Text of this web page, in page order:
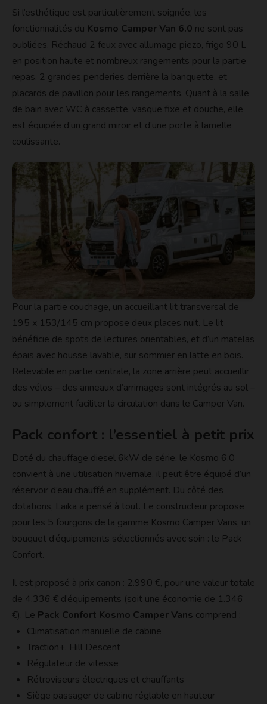
Si l’esthétique est particulièrement soignée, les
fonctionnalités du Kosmo Camper Van 6.0 ne sont pas
oubliées. Réchaud 2 feux avec allumage piezo, frigo 90 L
en position haute et nombreux rangements pour la partie
repas. 2 grandes penderies derrière la banquette, et
placards de pavillon pour les rangements. Quant à la salle
de bain avec WC à cassette, vasque fixe et douche, elle
est équipée d’un grand miroir et d’une porte à lamelle
coulissante.
Pour la partie couchage, un accueillant lit transversal de
195 x 153/145 cm propose deux places nuit. Le lit
bénéficie de spots de lectures orientables, et d’un matelas
épais avec housse lavable, sur sommier en latte en bois.
Relevable en partie centrale, la zone arrière peut accueillir
des vélos – des anneaux d’arrimages sont intégrés au sol –
ou simplement faciliter la circulation dans le Camper Van.
Pack confort : l’essentiel à petit prix
Doté du chauffage diesel 6kW de série, le Kosmo 6.0
convient à une utilisation hivernale, il peut être équipé d’un
réservoir d’eau chauffé en supplément. Du côté des
dotations, Laika a pensé à tout. Le constructeur propose
pour les 5 fourgons de la gamme Kosmo Camper Vans, un
bouquet d’équipements sélectionnés avec soin : le Pack
Confort.
Il est proposé à prix canon : 2.990 €, pour une valeur totale
de 4.336 € d’équipements (soit une économie de 1.346
€). Le Pack Confort Kosmo Camper Vans comprend :
Climatisation manuelle de cabine
Traction+, Hill Descent
Régulateur de vitesse
Rétroviseurs électriques et chauffants
Siège passager de cabine réglable en hauteur